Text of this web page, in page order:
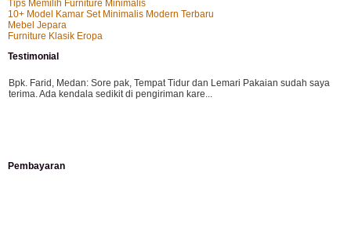
Tips Memilih Furniture Minimalis
10+ Model Kamar Set Minimalis Modern Terbaru
Mebel Jepara
Furniture Klasik Eropa
Testimonial
Bpk. Farid, Medan: Sore pak, Tempat Tidur dan Lemari Pakaian sudah saya
terima. Ada kendala sedikit di pengiriman kare...
kursi teras saya sudah saya terima dan p...
Pembayaran